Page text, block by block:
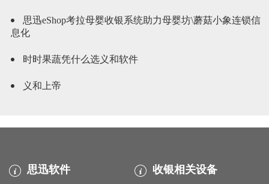
思迅eShop考拉母婴收银系统助力母婴坊\蘑菇小象连锁信
息化
时时果蔬凭什么选义和软件
义和上帝
思迅软件 收银相关设备